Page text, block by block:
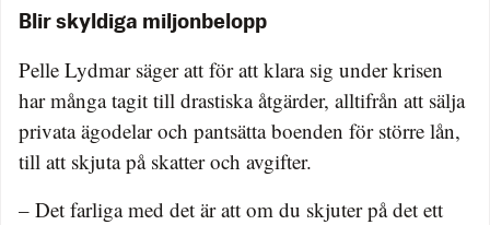
Blir skyldiga miljonbelopp
Pelle Lydmar säger att för att klara sig under krisen
har många tagit till drastiska åtgärder, alltifrån att sälja
privata ägodelar och pantsätta boenden för större lån,
till att skjuta på skatter och avgifter.
– Det farliga med det är att om du skjuter på det ett